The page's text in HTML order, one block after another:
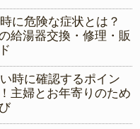
に危険な症状とは？
給湯器交換・修理・販
時に確認するポイン
主婦とお年寄りのため